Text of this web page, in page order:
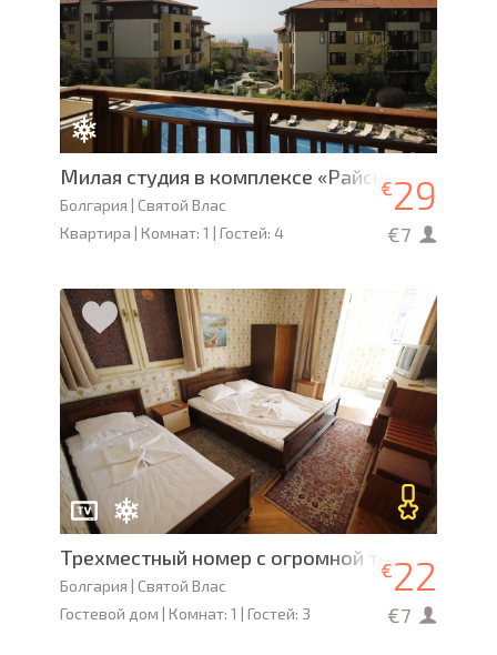
Милая студия в комплексе «Райский Сад 5*»
Болгария | Святой Влас
Квартира | Комнат: 1 | Гостей: 4
€29
€7
Трехместный номер с огромной террасой в
Болгария | Святой Влас
Гостевой дом | Комнат: 1 | Гостей: 3
€22
€7